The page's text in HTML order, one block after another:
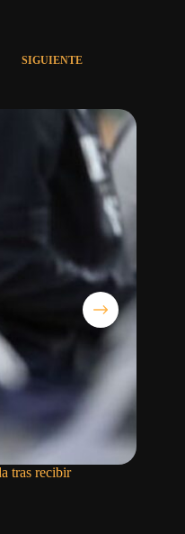
SIGUIENTE
tras recibir